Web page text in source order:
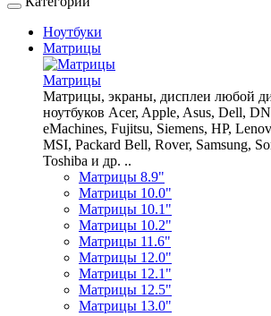
Ноутбуки
Матрицы
Матрицы
Матрицы, экраны, дисплеи любой
ноутбуков Acer, Apple, Asus, Dell,
eMachines, Fujitsu, Siemens, HP,
MSI, Packard Bell, Rover, Samsung,
Toshiba и др. ..
Матрицы 8.9"
Матрицы 10.0"
Матрицы 10.1"
Матрицы 10.2"
Матрицы 11.6"
Матрицы 12.0"
Матрицы 12.1"
Матрицы 12.5"
Матрицы 13.0"